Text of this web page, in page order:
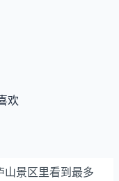
欢
山景区里看到最多